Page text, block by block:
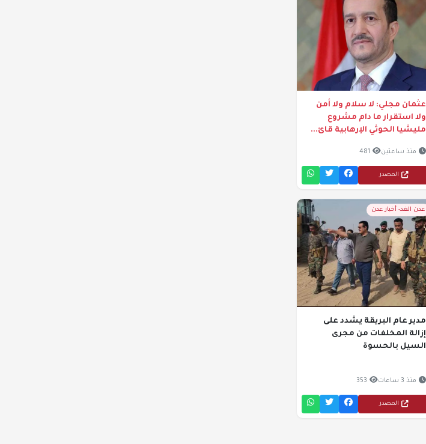
عثمان مجلي: لا سلام ولا أمن
ولا استقرار ما دام مشروع
مليشيا الحوثي الإرهابية قائ...
منذ ساعتين 481
المصدر
عدن الغد- أخبار عدن
مدير عام البريقة يشدد على
إزالة المخلفات من مجرى
السيل بالحسوة
منذ 3 ساعات 353
المصدر